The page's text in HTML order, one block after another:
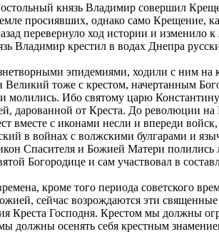
князь Владимир совершил
просиявших, однако само Крещение,
перевернуло ход истории и
Владимир крестил в водах Днепра
эпидемиями, ходили с ним
тоже с крестом, начертанным
молились. Ибо святому царю
от Креста. До революции на
вместе с иконами несли и впереди
в войнах с волжскими булгарами и
Спасителя и Божией Матери
Богородице и сам участвовал в
кроме того периода советского
сейчас возрождаются эти
Креста Господня. Крестом мы должны
должны осенять себя крестным